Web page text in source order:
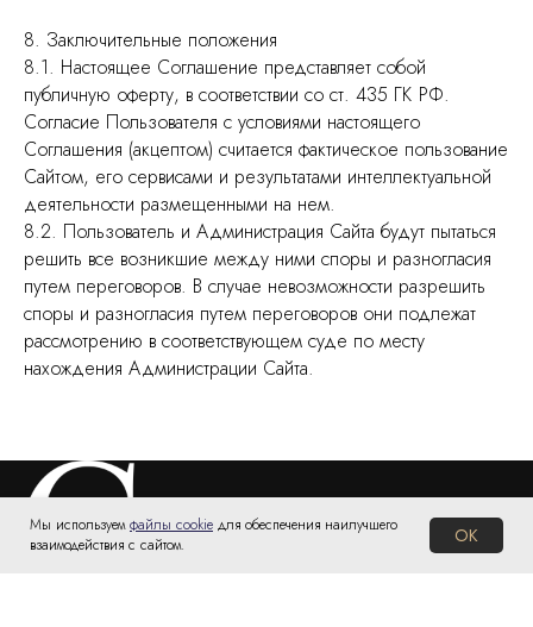
8. Заключительные положения
8.1. Настоящее Соглашение представляет собой
публичную оферту, в соответствии со ст. 435 ГК РФ.
Согласие Пользователя с условиями настоящего
Соглашения (акцептом) считается фактическое пользование
Сайтом, его сервисами и результатами интеллектуальной
деятельности размещенными на нем.
8.2. Пользователь и Администрация Сайта будут пытаться
решить все возникшие между ними споры и разногласия
путем переговоров. В случае невозможности разрешить
споры и разногласия путем переговоров они подлежат
рассмотрению в соответствующем суде по месту
нахождения Администрации Сайта.
Мы используемфайлы cookie для обеспечения наилучшего
взаимодействия с сайтом.
OK